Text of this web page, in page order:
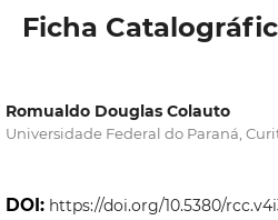
Ficha
Romualdo Douglas Colauto
Universidade Federal do Paraná,
DOI: https://doi.org/10.5380/